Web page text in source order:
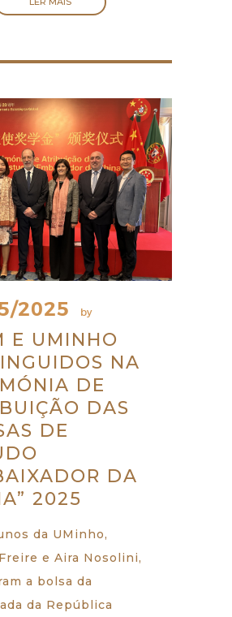
2025 by
E UMINHO
NA
DE
DAS
DE
DA
2025
da UMinho,
e Aira Nosolini,
a bolsa da
da República